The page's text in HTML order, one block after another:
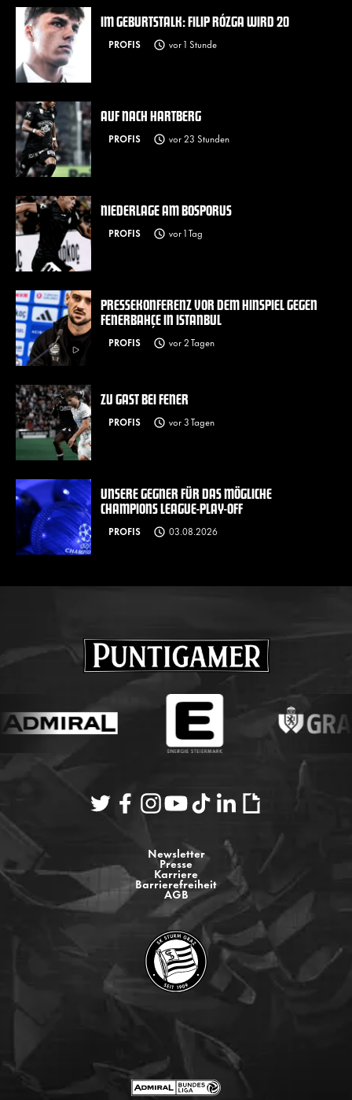
IM GEBURTSTALK: FILIP RÓZGA WIRD 20
PROFIS vor 1 Stunde
AUF NACH HARTBERG
PROFIS vor 23 Stunden
NIEDERLAGE AM BOSPORUS
PROFIS vor 1 Tag
PRESSEKONFERENZ VOR DEM HINSPIEL GEGEN
FENERBAHÇE IN ISTANBUL
PROFIS vor 2 Tagen
ZU GAST BEI FENER
PROFIS vor 3 Tagen
UNSERE GEGNER FÜR DAS MÖGLICHE
CHAMPIONS LEAGUE-PLAY-OFF
PROFIS 03.08.2026
Newsletter
Presse
Karriere
Barrierefreiheit
AGB